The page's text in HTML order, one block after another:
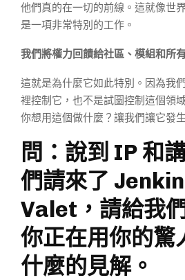
他們真的在一切的前線。這就像世
是一項非常特別的工作。
我們將權力回饋給社區、模組和所
這就是為什麼它如此特別。因為我
裡控制它，也不是試圖控制這個領
你想用這個做什麼？讓我們讓它發
問：說到 IP 和
們請來了
Valet，請給我
你正在用你的驚
什麼的見解。